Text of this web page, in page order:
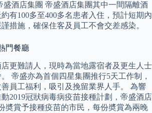
盛酒店集團 帝盛酒店集團其中一間隔離酒
有100多至400多名患者入住，預計短期內
措施，確保住客及員工不會交差感染。
門餐廳
更難請人，現時為當地露宿者及更生人士
帝盛亦為首個四星集團推行5天工作制，
員工福利，吸引及挽留業界人手。 為響
2019冠狀病毒病疫苗接種計劃，帝盛酒店
奬賞予接種疫苗的市民，每份奬賞為兩晚